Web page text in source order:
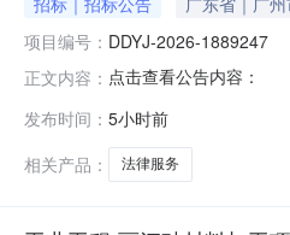
项目编号： DDYJ-2026-1889247
正文内容： 点击查看公告内容：
发布时间： 5小时前
相关产品：
法律服务